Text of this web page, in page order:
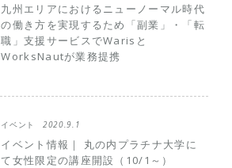
九州エリアにおけるニューノーマル時代
の働き方を実現するため「副業」・「転
職」支援サービスでWarisと
WorksNautが業務提携
イベント 2020.9.1
イベント情報｜ 丸の内プラチナ大学に
て女性限定の講座開設（10/1～）